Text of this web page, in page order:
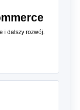
i dalszy rozwój.